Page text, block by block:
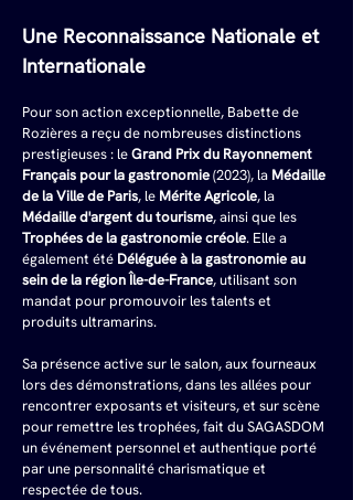
Une Reconnaissance Nationale et
Internationale
Pour son action exceptionnelle, Babette de
Rozières a reçu de nombreuses distinctions
prestigieuses : le Grand Prix du Rayonnement
Français pour la gastronomie (2023), la Médaille
de la Ville de Paris, le Mérite Agricole, la
Médaille d'argent du tourisme, ainsi que les
Trophées de la gastronomie créole. Elle a
également été Déléguée à la gastronomie au
sein de la région Île-de-France, utilisant son
mandat pour promouvoir les talents et
produits ultramarins.
Sa présence active sur le salon, aux fourneaux
lors des démonstrations, dans les allées pour
rencontrer exposants et visiteurs, et sur scène
pour remettre les trophées, fait du SAGASDOM
un événement personnel et authentique porté
par une personnalité charismatique et
respectée de tous.